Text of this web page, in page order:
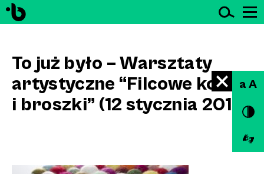
Przejdź do treści
To już było – Warsztaty
artystyczne “Filcowe korale
i broszki” (12 stycznia 2019)
a A